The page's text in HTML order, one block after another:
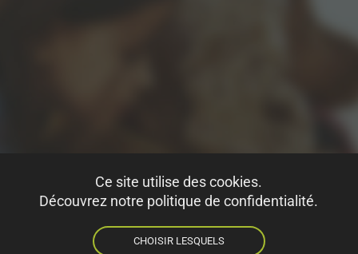
Ce site utilise des cookies.
Découvrez notre politique de confidentialité.
CHOISIR LESQUELS